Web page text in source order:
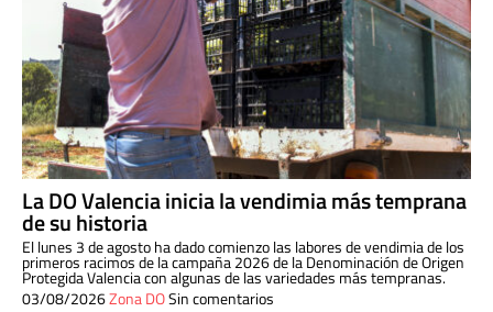
La DO Valencia inicia la vendimia más temprana
de su historia
El lunes 3 de agosto ha dado comienzo las labores de vendimia de los
primeros racimos de la campaña 2026 de la Denominación de Origen
Protegida Valencia con algunas de las variedades más tempranas.
03/08/2026Zona DOSin comentarios